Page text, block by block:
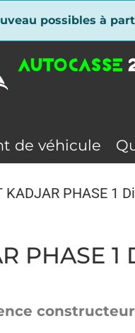
possibles à
de véhicule
PHASE 1
PHASE 1